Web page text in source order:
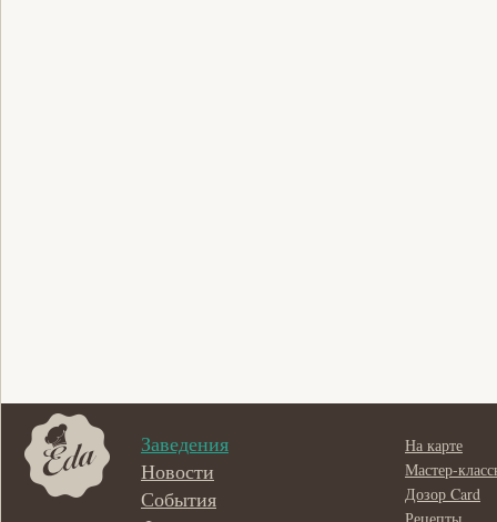
Заведения
Новости
События
На карте
Мастер-
Дозор Card